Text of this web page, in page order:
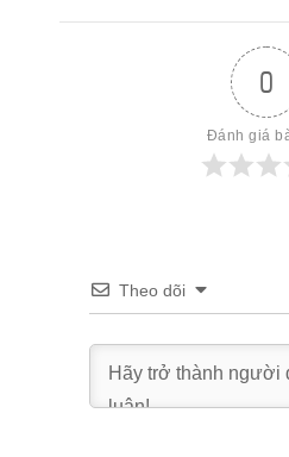
0
Đánh giá
Theo dõi